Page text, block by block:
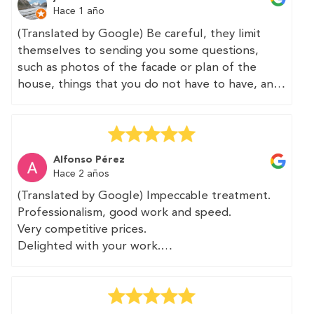
I subsequently received the certificate in a
couple of days, and then received the
registration certificate and the energy
certification label from the administration.
Thank you very much. The work was quick and at
professionals and will use their services again.
(Original)
Profesionalidad y trato inmejorable.
El profesional que vino a tomar medidas fue
rápido y preciso. Le aportamos plano de la
vivienda que agradeció ya que esto le facilitaba
Posteriorme tuve el certificado en un par de días
Hace 1 año
(Translated by Google) Be careful, they limit
themselves to sending you some questions,
such as photos of the facade or plan of the
house, things that you do not have to have, and
which you live. They sell this as "speed", but if
so, you can say anything.
The "service" is charged in advance. I hope that
the return of the same for not meeting what
was expected is just as fast.
Taking into account that there is a possibility that
to fill in the data, this service is completely
Alfonso Pérez
Hace 2 años
(Translated by Google) Impeccable treatment.
Professionalism, good work and speed.
Very competitive prices.
Delighted with your work.
A pleasure to have met you.